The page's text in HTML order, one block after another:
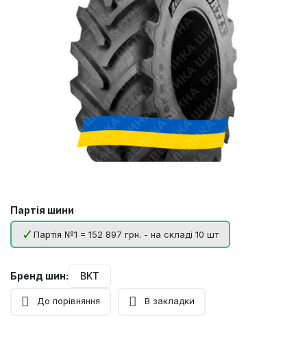
Партія шини
Партія №1 = 152 897 грн. - на складі 10 шт
Бренд шин: BKT
До порівняння В закладки